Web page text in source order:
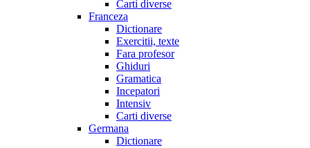
Carti diverse
Franceza
Dictionare
Exercitii, texte
Fara profesor
Ghiduri
Gramatica
Incepatori
Intensiv
Carti diverse
Germana
Dictionare